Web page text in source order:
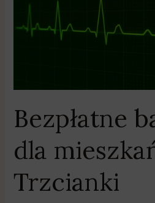
Bezpłatne
dla
Trzcianki
mieszkańców
Trzcianki